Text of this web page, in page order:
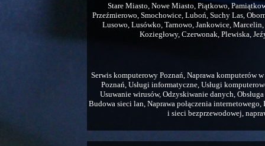
Stare Miasto, Nowe Miasto, Piątkowo,
Przeźmierowo, Smochowice, Luboń, Suchy Las,
Lusowo, Lusówko, Tarnowo, Jankowice,
Koziegłowy, Czerwonak, Plewiska,
Serwis komputerowy Poznań, Naprawa komputerów
Poznań, Usługi informatyczne, Usługi
Usuwanie wirusów, Odzyskiwanie danych,
Budowa sieci lan, Naprawa połączenia
i sieci bezprzewodowej,